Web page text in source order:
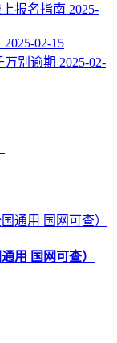
报名指南 2025-
2025-02-15
万别逾期 2025-02-
用 国网可查）